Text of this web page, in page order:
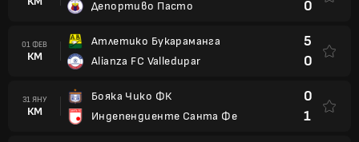
Депортиво Пасто
0
01 ФЕВ
КМ
Атлетико Букараманга
Alianza FC Valledupar
5
0
31 ЯНУ
КМ
Бояка Чико ФК
Индепендиенте Санта Фе
0
1